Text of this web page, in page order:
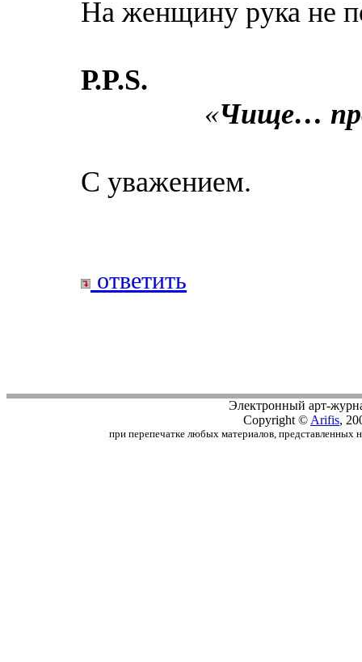
На женщину рука не
Р.P.S.
«Чище…
С уважением.
ответить
Электронный арт-
Copyright © Arifis,
при перепечатке любых материалов, представленных